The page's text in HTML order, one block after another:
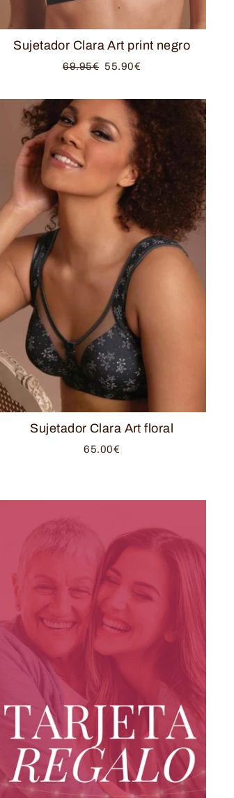
Sujetador Clara Art print negro
Precio
69.95€ Precio
55.90€
Sujetador Clara Art floral
65.00€